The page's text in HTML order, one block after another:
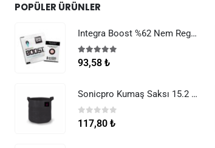
POPÜLER ÜRÜNLER
Integra Boost %62 Nem Regülatörü 8 g
5.005 üzerinden
93,58 ₺
Sonicpro Kumaş Saksı 15.2 Litre (4 Galon)
0 5 üzerinden
117,80 ₺